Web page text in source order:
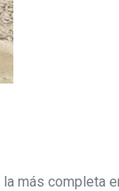
más completa